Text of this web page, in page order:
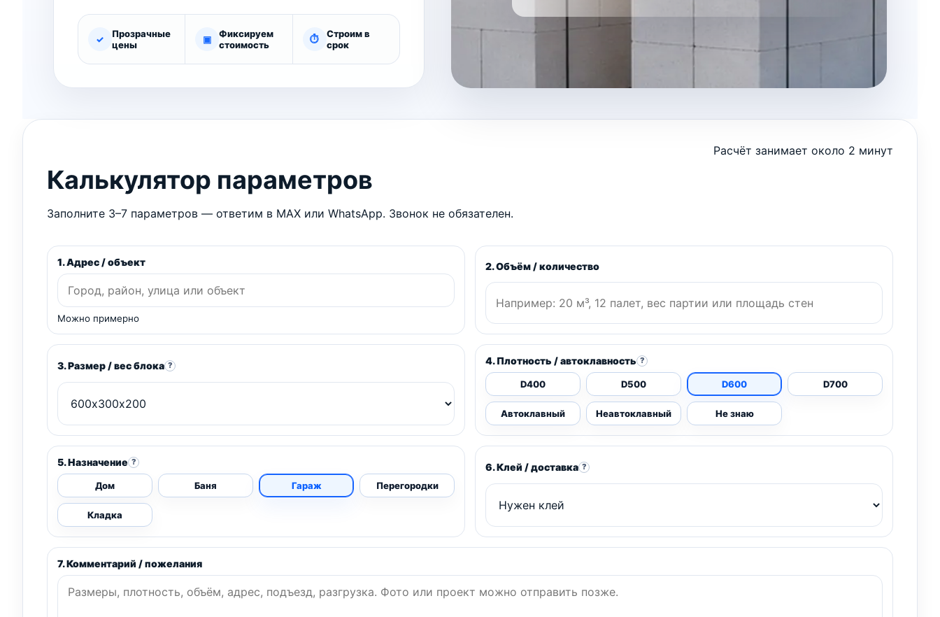
✓
Прозрачные
цены
▣
Фиксируем
стоимость
⏱
Строим в
срок
Калькулятор параметров
Заполните 3–7 параметров — ответим в MAX или WhatsApp. Звонок не обязателен.
Расчёт занимает около 2 минут
1. Адрес / объект
Можно примерно
2. Объём / количество
3. Размер / вес блока ? 4. Плотность / автоклавность ?
D400 D500 D600 D700
Автоклавный Неавтоклавный Не знаю
5. Назначение ?
Дом Баня Гараж Перегородки
Кладка
6. Клей / доставка ?
7. Комментарий / пожелания